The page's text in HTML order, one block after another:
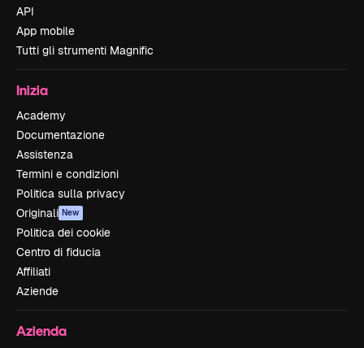
API
App mobile
Tutti gli strumenti Magnific
Inizia
Academy
Documentazione
Assistenza
Termini e condizioni
Politica sulla privacy
Originali New
Politica dei cookie
Centro di fiducia
Affiliati
Aziende
Azienda